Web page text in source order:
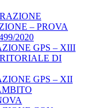
– PROVA
2020
GPS – XIII
DI
GPS – XII